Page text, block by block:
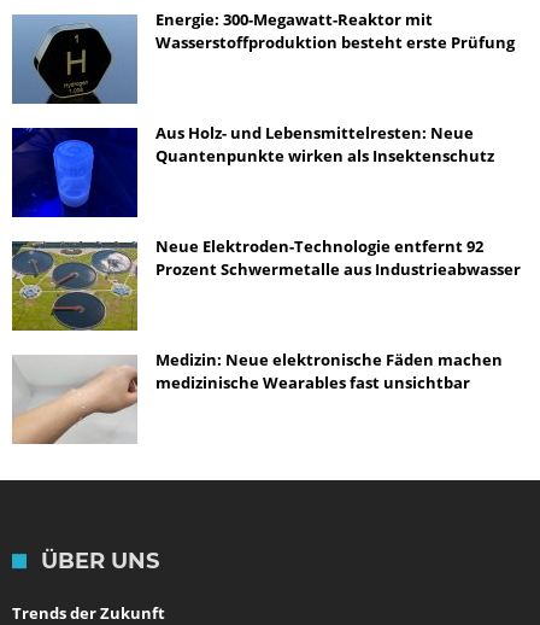
Energie: 300-Megawatt-Reaktor mit
Wasserstoffproduktion besteht erste Prüfung
Aus Holz- und Lebensmittelresten: Neue
Quantenpunkte wirken als Insektenschutz
Neue Elektroden-Technologie entfernt 92
Prozent Schwermetalle aus Industrieabwasser
Medizin: Neue elektronische Fäden machen
medizinische Wearables fast unsichtbar
ÜBER UNS
Trends der Zukunft